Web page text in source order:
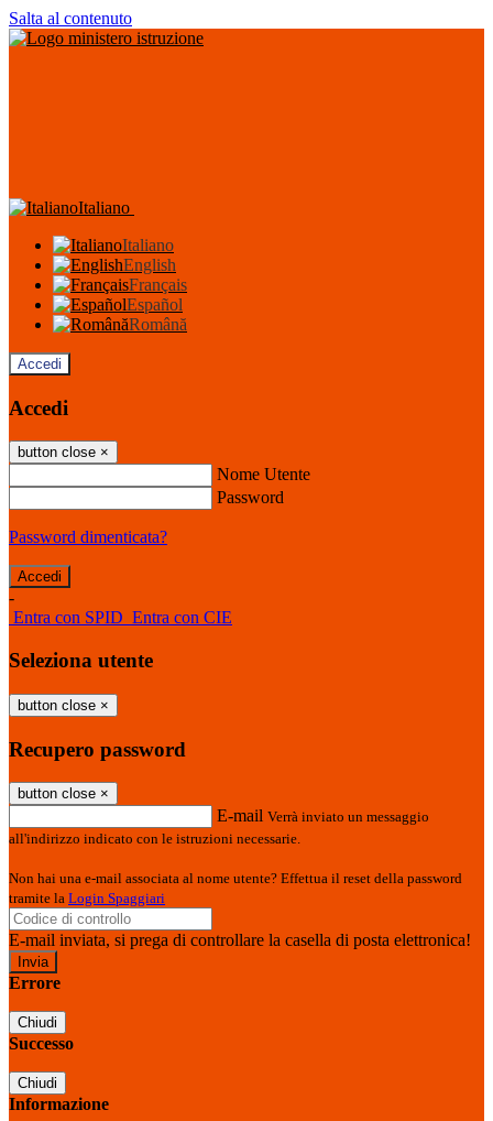
Salta al contenuto
Italiano
Italiano
English
Français
Español
Română
Accedi
Accedi
button close ×
Nome Utente
Password
Password dimenticata?
-
Entra con SPID Entra con CIE
Seleziona utente
button close ×
Recupero password
button close ×
E-mail Verrà inviato un messaggio
all'indirizzo indicato con le istruzioni necessarie.
Non hai una e-mail associata al nome utente? Effettua il reset della password
tramite la Login Spaggiari
E-mail inviata, si prega di controllare la casella di posta elettronica!
Errore
Chiudi
Successo
Chiudi
Informazione